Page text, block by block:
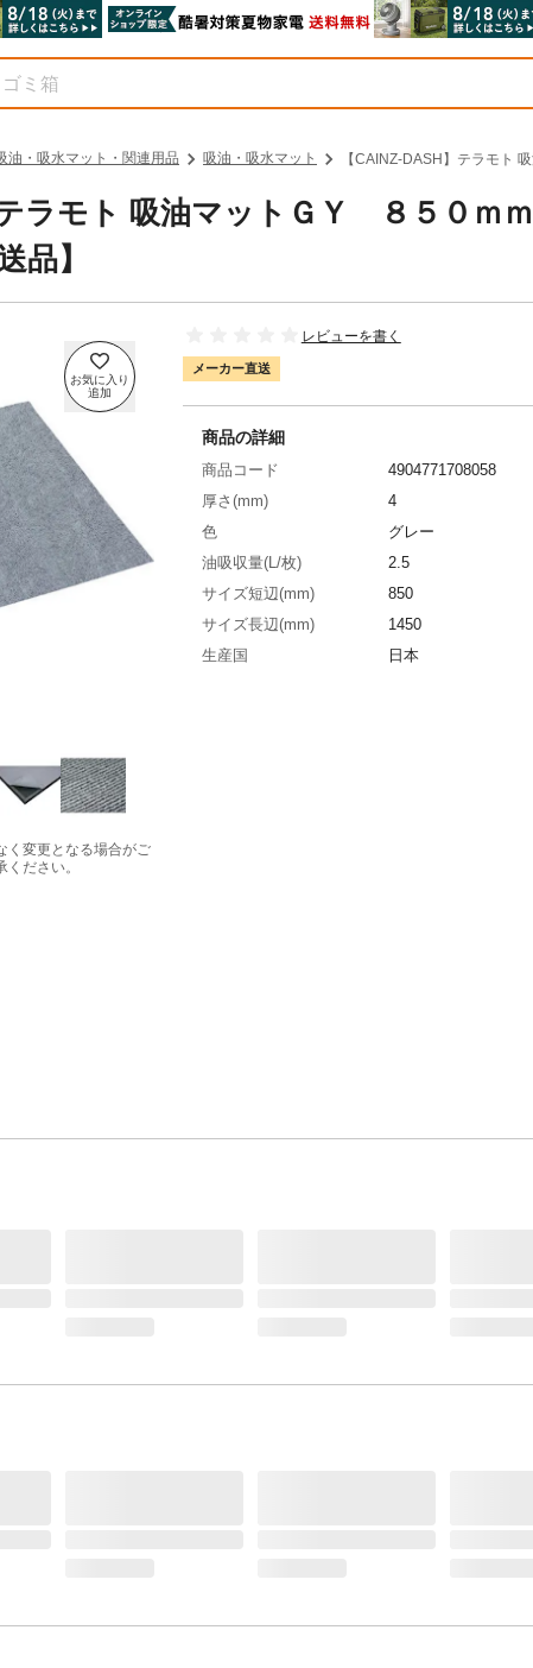
油・吸水マット・関連用品 吸油・吸水マット 【CAINZ-DASH】テラモト
ラモト 吸油マットＧＹ ８５０ｍ
品】
く変更となる場合がご
ださい。
レビューを書く
メーカー直送
商品の詳細
商品コード
4904771708058
厚さ(mm)
4
色
グレー
油吸収量(L/枚)
2.5
サイズ短辺(mm)
850
サイズ長辺(mm)
1450
生産国
日本